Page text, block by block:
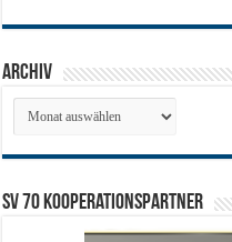
Archiv
Archiv
SV 70 Kooperationspartner